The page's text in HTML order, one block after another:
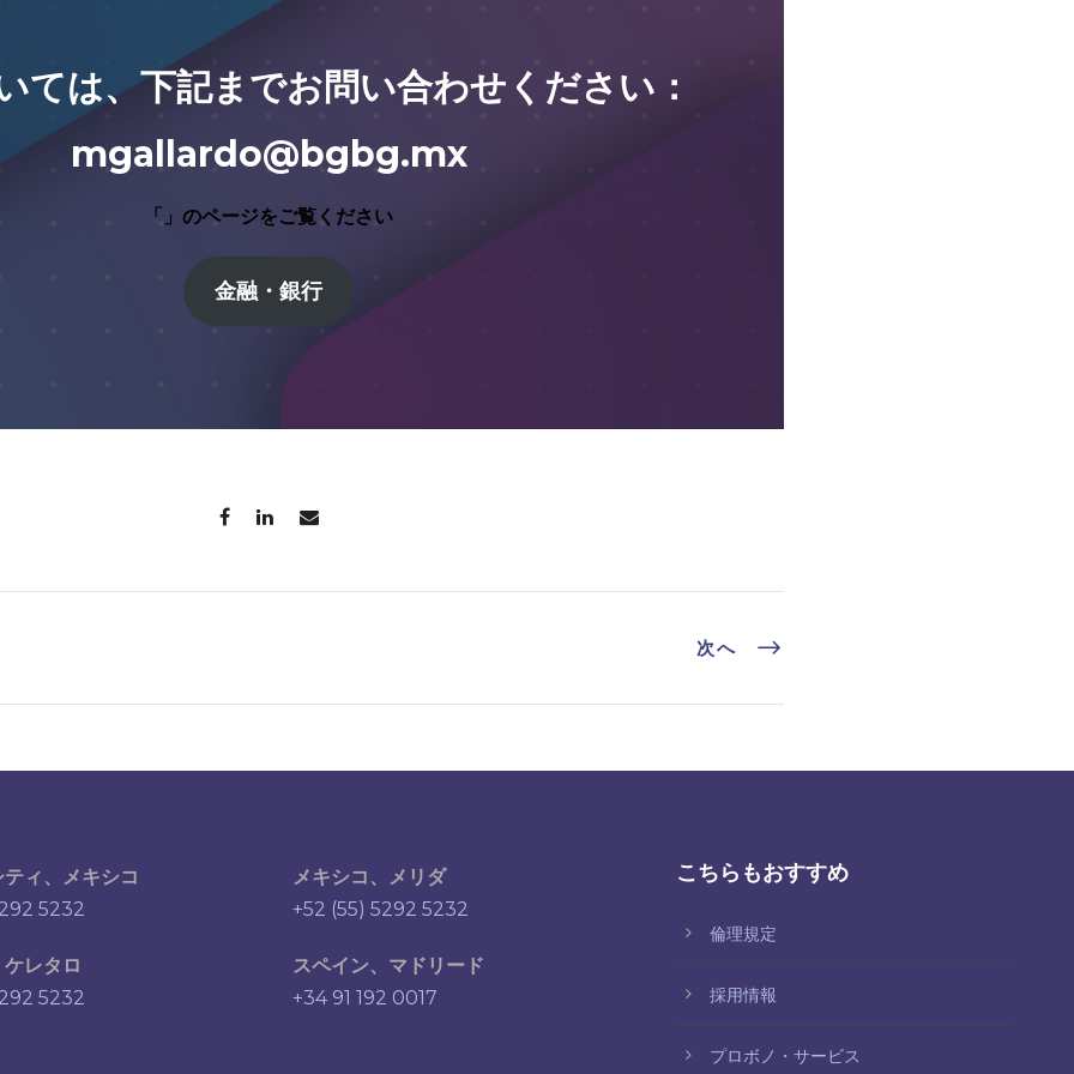
ては、下記までお問い合わせください：
mgallardo@bgbg.mx
「」のページをご覧ください
金融・銀行
次へ
ィ、メキシコ
5232
レタロ
5232
メキシコ、メリダ
+52 (55) 5292 5232
スペイン、マドリード
+34 91 192 0017
こちらもおすすめ
倫理規定
採用情報
プロボノ・サービス